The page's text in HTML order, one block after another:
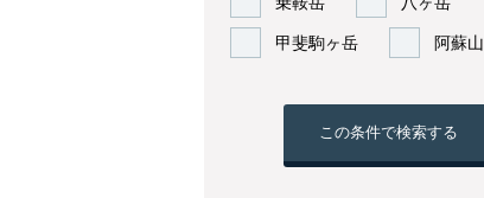
甲斐駒ヶ岳 阿蘇山
この条件で検索する